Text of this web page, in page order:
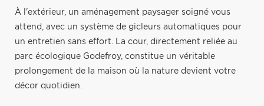
À l'extérieur, un aménagement paysager soigné vous
attend, avec un système de gicleurs automatiques pour
un entretien sans effort. La cour, directement reliée au
parc écologique Godefroy, constitue un véritable
prolongement de la maison où la nature devient votre
décor quotidien.